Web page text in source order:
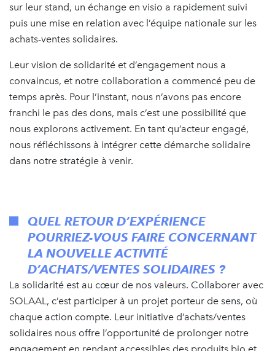
sur leur stand, un échange en visio a rapidement suivi
puis une mise en relation avec l’équipe nationale sur les
achats-ventes solidaires.
Leur vision de solidarité et d’engagement nous a
convaincus, et notre collaboration a commencé peu de
temps après. Pour l’instant, nous n’avons pas encore
franchi le pas des dons, mais c’est une possibilité que
nous explorons activement. En tant qu’acteur engagé,
nous réfléchissons à intégrer cette démarche solidaire
dans notre stratégie à venir.
QUEL RETOUR D’EXPÉRIENCE
POURRIEZ-VOUS FAIRE CONCERNANT
LA NOUVELLE ACTIVITÉ
D’ACHATS/VENTES SOLIDAIRES ?
La solidarité est au cœur de nos valeurs. Collaborer avec
SOLAAL, c’est participer à un projet porteur de sens, où
chaque action compte. Leur initiative d’achats/ventes
solidaires nous offre l’opportunité de prolonger notre
engagement en rendant accessibles des produits bio et